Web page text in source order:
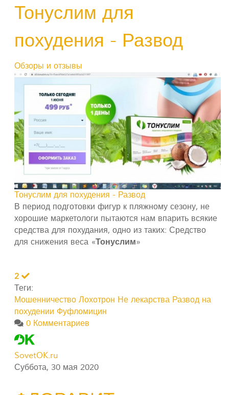
Тонуслим для
похудения - Развод
Обзоры и отзывы
Тонуслим для похудения - Развод
В период подготовки фигур к пляжному сезону, не
хорошие маркетологи пытаются нам впарить всякие
средства для похудания, одно из таких: Средство
для снижения веса «Тонуслим»
2
Теги:
Мошенничество Лохотрон Не лекарства Развод на
похудении Фуфломицин
0 Комментариев
SovetOK.ru
Суббота, 30 мая 2020